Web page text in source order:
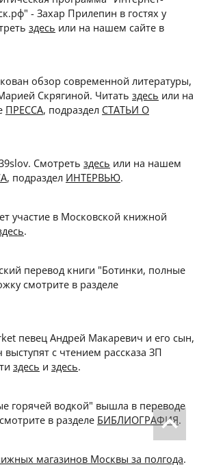
- Захар Прилепин в гостях у
здесь или на нашем сайте в
обзор современной литературы,
Скрягиной. Читать здесь или на
ПРЕССА, подраздел СТАТЬИ О
Смотреть здесь или на нашем
, подраздел ИНТЕРВЬЮ.
участие в Московской книжной
.
перевод книги "Ботинки, полные
смотрите в разделе
певец Андрей Макаревич и его сын,
с чтением рассказа ЗП
здесь и здесь.
горячей водкой" вышла в переводе
в разделе БИБЛИОГРАФИЯ.
магазинов Москвы за полгода.